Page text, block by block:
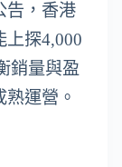
告，香港
上探4,000
銷量與盈
運營。